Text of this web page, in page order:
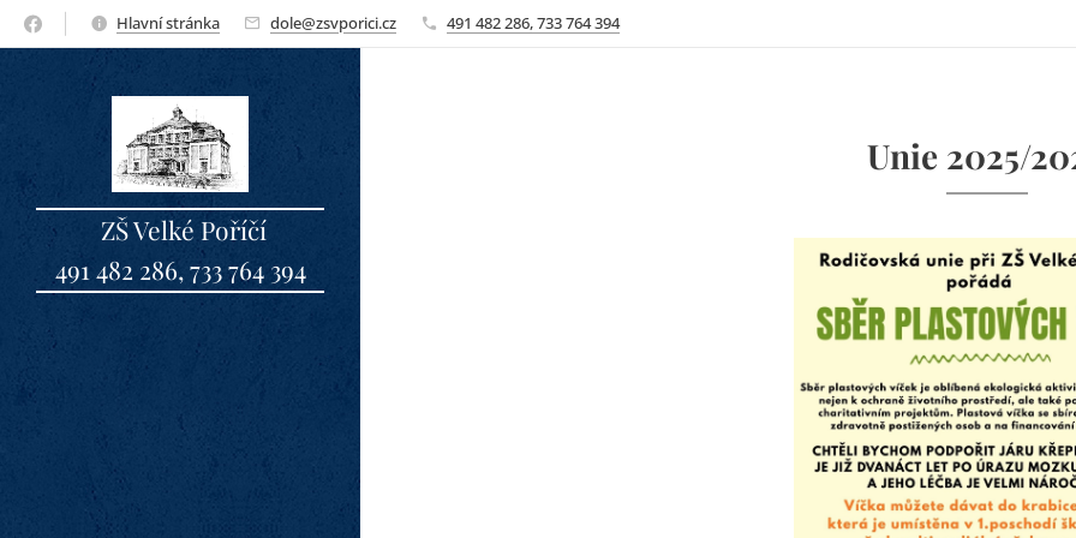
Hlavní stránka dole@zsvporici.cz 491 482 286, 733 764 394
ZŠ Velké Poříčí
491 482 286, 733 764 394
Unie 2025/